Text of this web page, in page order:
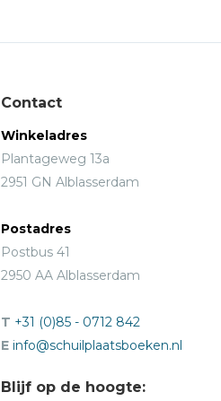
Contact
Winkeladres
Plantageweg 13a
2951 GN Alblasserdam
Postadres
Postbus 41
2950 AA Alblasserdam
T +31 (0)85 - 0712 842
E info@schuilplaatsboeken.nl
Blijf op de hoogte: